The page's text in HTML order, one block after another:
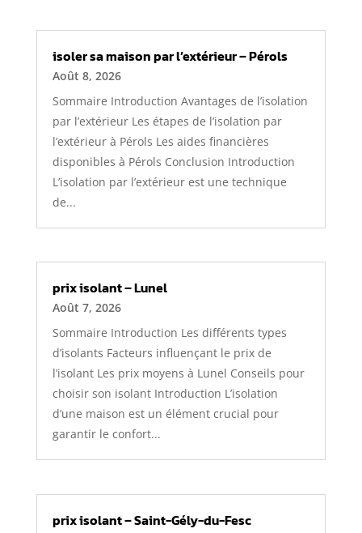
isoler sa maison par l’extérieur – Pérols
Août 8, 2026
Sommaire Introduction Avantages de l’isolation
par l’extérieur Les étapes de l’isolation par
l’extérieur à Pérols Les aides financières
disponibles à Pérols Conclusion Introduction
L’isolation par l’extérieur est une technique
de...
prix isolant – Lunel
Août 7, 2026
Sommaire Introduction Les différents types
d’isolants Facteurs influençant le prix de
l’isolant Les prix moyens à Lunel Conseils pour
choisir son isolant Introduction L’isolation
d’une maison est un élément crucial pour
garantir le confort...
prix isolant – Saint-Gély-du-Fesc